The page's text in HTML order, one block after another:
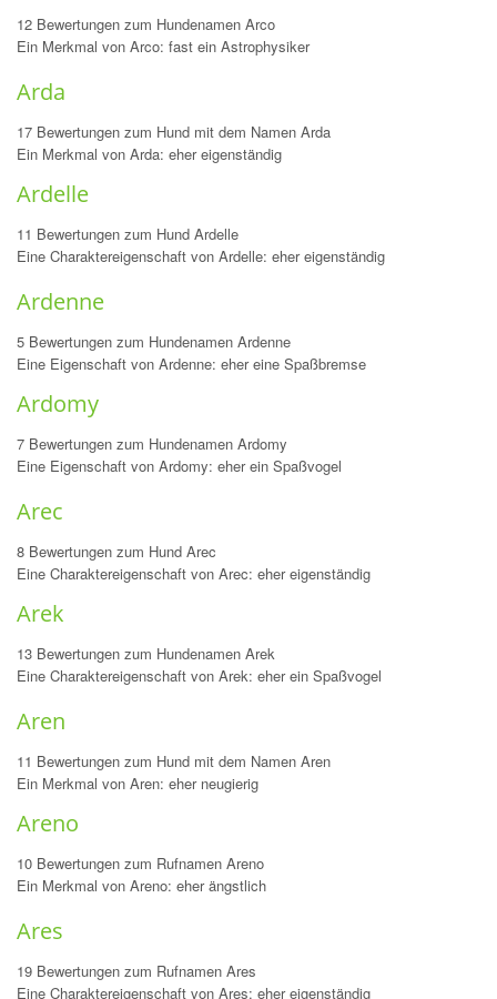
12 Bewertungen zum Hundenamen Arco
Ein Merkmal von Arco: fast ein Astrophysiker
Arda
17 Bewertungen zum Hund mit dem Namen Arda
Ein Merkmal von Arda: eher eigenständig
Ardelle
11 Bewertungen zum Hund Ardelle
Eine Charaktereigenschaft von Ardelle: eher eigenständig
Ardenne
5 Bewertungen zum Hundenamen Ardenne
Eine Eigenschaft von Ardenne: eher eine Spaßbremse
Ardomy
7 Bewertungen zum Hundenamen Ardomy
Eine Eigenschaft von Ardomy: eher ein Spaßvogel
Arec
8 Bewertungen zum Hund Arec
Eine Charaktereigenschaft von Arec: eher eigenständig
Arek
13 Bewertungen zum Hundenamen Arek
Eine Charaktereigenschaft von Arek: eher ein Spaßvogel
Aren
11 Bewertungen zum Hund mit dem Namen Aren
Ein Merkmal von Aren: eher neugierig
Areno
10 Bewertungen zum Rufnamen Areno
Ein Merkmal von Areno: eher ängstlich
Ares
19 Bewertungen zum Rufnamen Ares
Eine Charaktereigenschaft von Ares: eher eigenständig